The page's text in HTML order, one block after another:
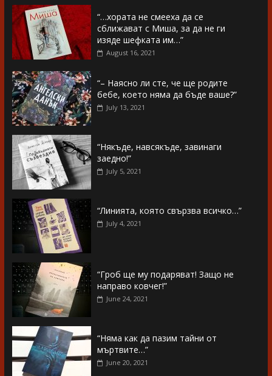
“…хората не смееха да се
сближават с Миша, за да не ги
изяде шефката им…”
August 16, 2021
“– Наясно ли сте, че ще родите
бебе, което няма да бъде ваше?”
July 13, 2021
“Някъде, навсякъде, завинаги
заедно!”
July 5, 2021
“Линията, която свързва всичко…”
July 4, 2021
“Гроб ще му подаряват! Защо не
направо ковчег!”
June 24, 2021
“Няма как да пазим тайни от
мъртвите…”
June 20, 2021